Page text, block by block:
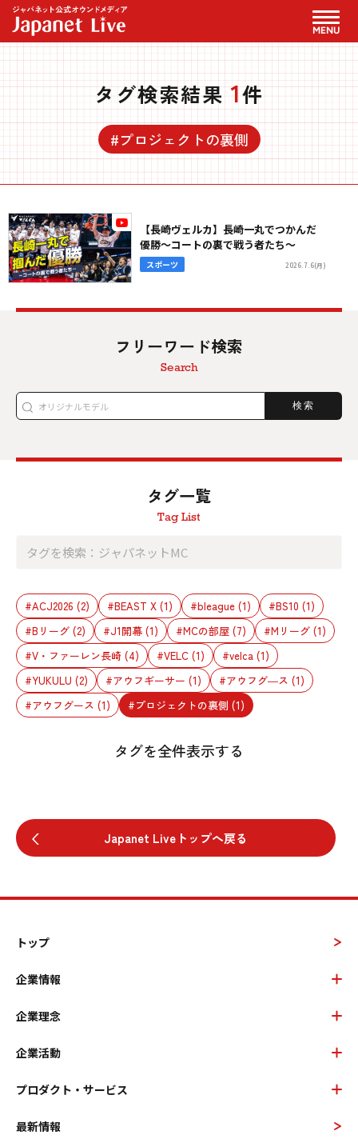
MENU
タグ検索結果1件
#プロジェクトの裏側
【長崎ヴェルカ】長崎一丸でつかんだ
優勝～コートの裏で戦う者たち～
スポーツ 2026.7.6(月)
フリーワード検索
Search
検索
タグ一覧
Tag List
#ACJ2026 (2) #BEAST X (1) #bleague (1) #BS10 (1)
#Bリーグ (2) #J1開幕 (1) #MCの部屋 (7) #Mリーグ (1)
#V・ファーレン長崎 (4) #VELC (1) #velca (1)
#YUKULU (2) #アウフギーサー (1) #アウフグ―ス (1)
#アウフグース (1) #プロジェクトの裏側 (1)
タグを全件表示する
Japanet Liveトップへ戻る
トップ
企業情報
企業理念
企業活動
プロダクト・サービス
最新情報